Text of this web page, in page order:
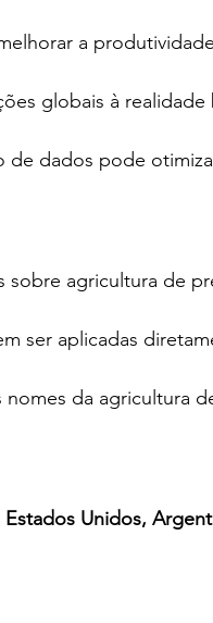
a
globais à realidade
de dados pode
sobre agricultura de
ser aplicadas
da agricultura
Unidos,